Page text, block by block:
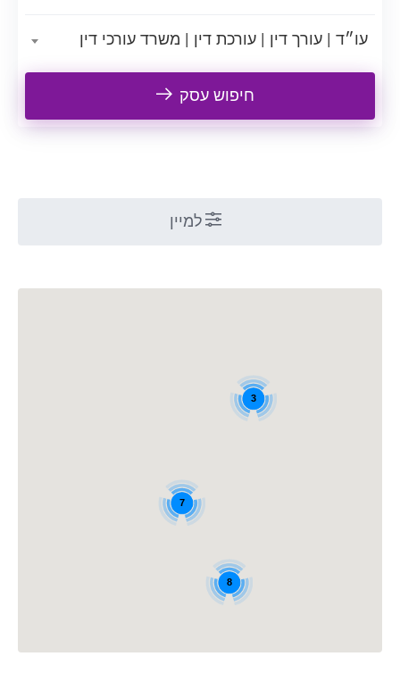
עו״ד | עורך דין | עורכת דין | משרד עורכי דין
חיפוש עסק
למיין
3
7
8